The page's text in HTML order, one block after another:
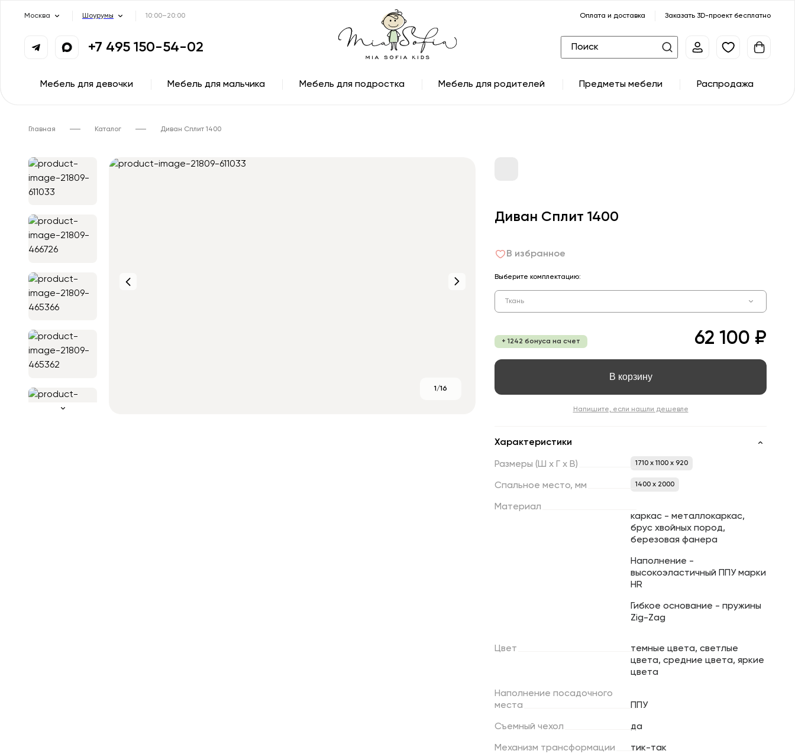
Москва Шоурумы 10:00–20:00 Оплата и доставка Заказать 3D-проект бесплатно
+7 495 150-54-02
Мебель для девочки Мебель для мальчика Мебель для подростка Мебель для родителей Предметы мебели Распродажа
Главная Каталог Диван Сплит 1400
1/16
Диван Сплит 1400
В избранное
Выберите комплектацию:
Ткань
+ 1242 бонуса на счет 62 100 ₽
В корзину
Напишите, если нашли дешевле
Характеристики
Размеры (Ш х Г х В) 1710 x 1100 x 920
Спальное место, мм 1400 х 2000
Материал
каркас - металлокаркас,
брус хвойных пород,
березовая фанера
Наполнение -
высокоэластичный ППУ марки
HR
Гибкое основание - пружины
Zig-Zag
Цвет
темные цвета, светлые
цвета, средние цвета, яркие
цвета
Наполнение посадочного
места
ППУ
Съемный чехол да
Механизм трансформации тик-так